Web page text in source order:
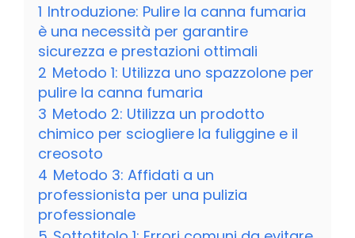
1 Introduzione: Pulire la canna fumaria
è una necessità per garantire
sicurezza e prestazioni ottimali
2 Metodo 1: Utilizza uno spazzolone per
pulire la canna fumaria
3 Metodo 2: Utilizza un prodotto
chimico per sciogliere la fuliggine e il
creosoto
4 Metodo 3: Affidati a un
professionista per una pulizia
professionale